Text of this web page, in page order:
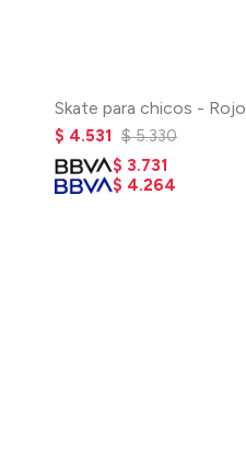
Skate para chicos - Rojo
$ 4.531 $ 5.330
$ 3.731
$ 4.264